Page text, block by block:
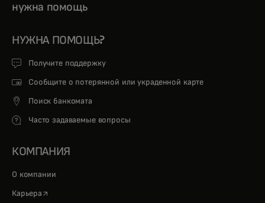
нужна помощь
НУЖНА ПОМОЩЬ?
Получите поддержку
Сообщите о потерянной или украденной карте
Поиск банкомата
Часто задаваемые вопросы
КОМПАНИЯ
О компании
Карьера opens in a new tab